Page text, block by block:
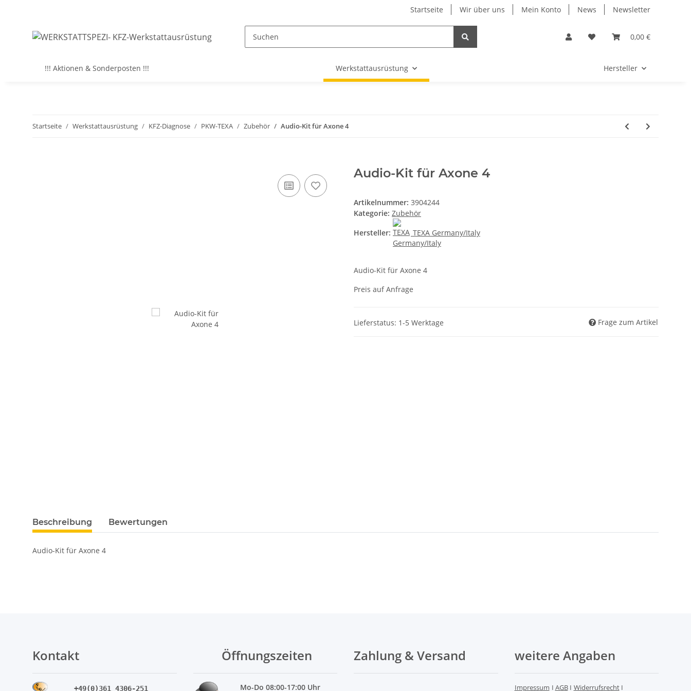
Startseite Wir über uns Mein Konto News Newsletter
0,00 €
!!! Aktionen & Sonderposten !!! Werkstattausrüstung Hersteller
Startseite Werkstattausrüstung KFZ-Diagnose PKW-TEXA Zubehör Audio-Kit für Axone 4
Audio-Kit für Axone 4
Artikelnummer: 3904244
Kategorie: Zubehör
Hersteller:
TEXA Germany/Italy
Audio-Kit für Axone 4
Preis auf Anfrage
Lieferstatus: 1-5 Werktage Frage zum Artikel
Beschreibung Bewertungen
Audio-Kit für Axone 4
Kontakt
+49(0)361 4306-251
Öffnungszeiten
Mo-Do 08:00-17:00 Uhr
Zahlung & Versand weitere Angaben
Impressum I AGBI WiderrufsrechtI